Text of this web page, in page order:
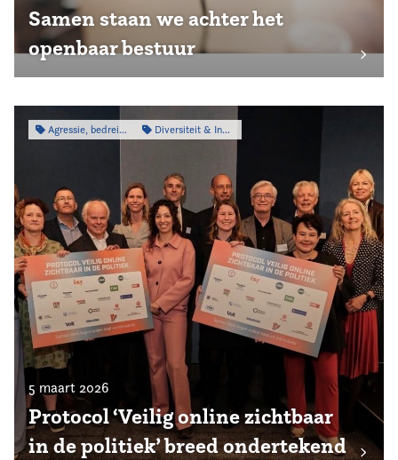
Samen staan we achter het
openbaar bestuur
Agressie, bedreiging & intimidatie Diversiteit & Inclusiviteit
5 maart 2026
Protocol ‘Veilig online zichtbaar
in de politiek’ breed ondertekend